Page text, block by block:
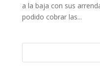
a la baja con sus
podido cobrar las...